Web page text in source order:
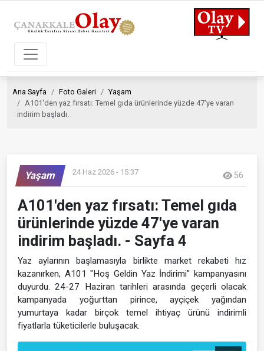
Ana Sayfa Foto Galeri
Yaşam
A101'den yaz fırsatı: Temel gıda ürünlerinde yüzde 47'ye varan
indirim başladı.
Yaşam 24 Haz 2026 - 15:37 56
A101'den yaz fırsatı: Temel gıda
ürünlerinde yüzde 47'ye varan
indirim başladı. - Sayfa 4
Yaz aylarının başlamasıyla birlikte market rekabeti hız
kazanırken, A101 "Hoş Geldin Yaz İndirimi" kampanyasını
duyurdu. 24-27 Haziran tarihleri arasında geçerli olacak
kampanyada yoğurttan pirince, ayçiçek yağından
yumurtaya kadar birçok temel ihtiyaç ürünü indirimli
fiyatlarla tüketicilerle buluşacak.